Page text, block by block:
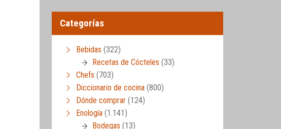
Categorías
Bebidas (322)
Recetas de Cócteles (33)
Chefs (703)
Diccionario de cocina (800)
Dónde comprar (124)
Enología (1.141)
Bodegas (13)